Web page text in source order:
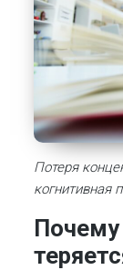
Потеря
когнитивная
Почему